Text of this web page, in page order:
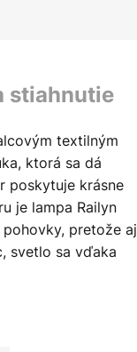
stiahnutie
textilným
ktorá sa dá
poskytuje krásne
je lampa Railyn
pretože aj
svetlo sa vďaka
tienidlo má
celkovým
štýlovo a